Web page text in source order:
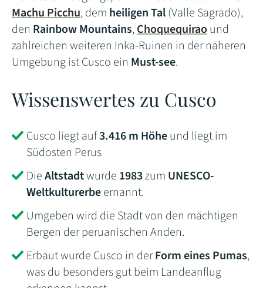
Machu Picchu, dem heiligen Tal(Valle Sagrado),
den Rainbow Mountains,Choquequiraound
zahlreichen weiteren Inka-Ruinen in der näheren
Umgebung ist Cusco ein Must-see.
Wissenswertes zu Cusco
Cusco liegt auf3.416 m Höheund liegt im
Südosten Perus
DieAltstadtwurde 1983zum UNESCO-
Weltkulturerbeernannt.
Umgeben wird die Stadt von den mächtigen
Bergen der peruanischen Anden.
Erbaut wurde Cusco in derForm eines Pumas,
was du besonders gut beim Landeanflug